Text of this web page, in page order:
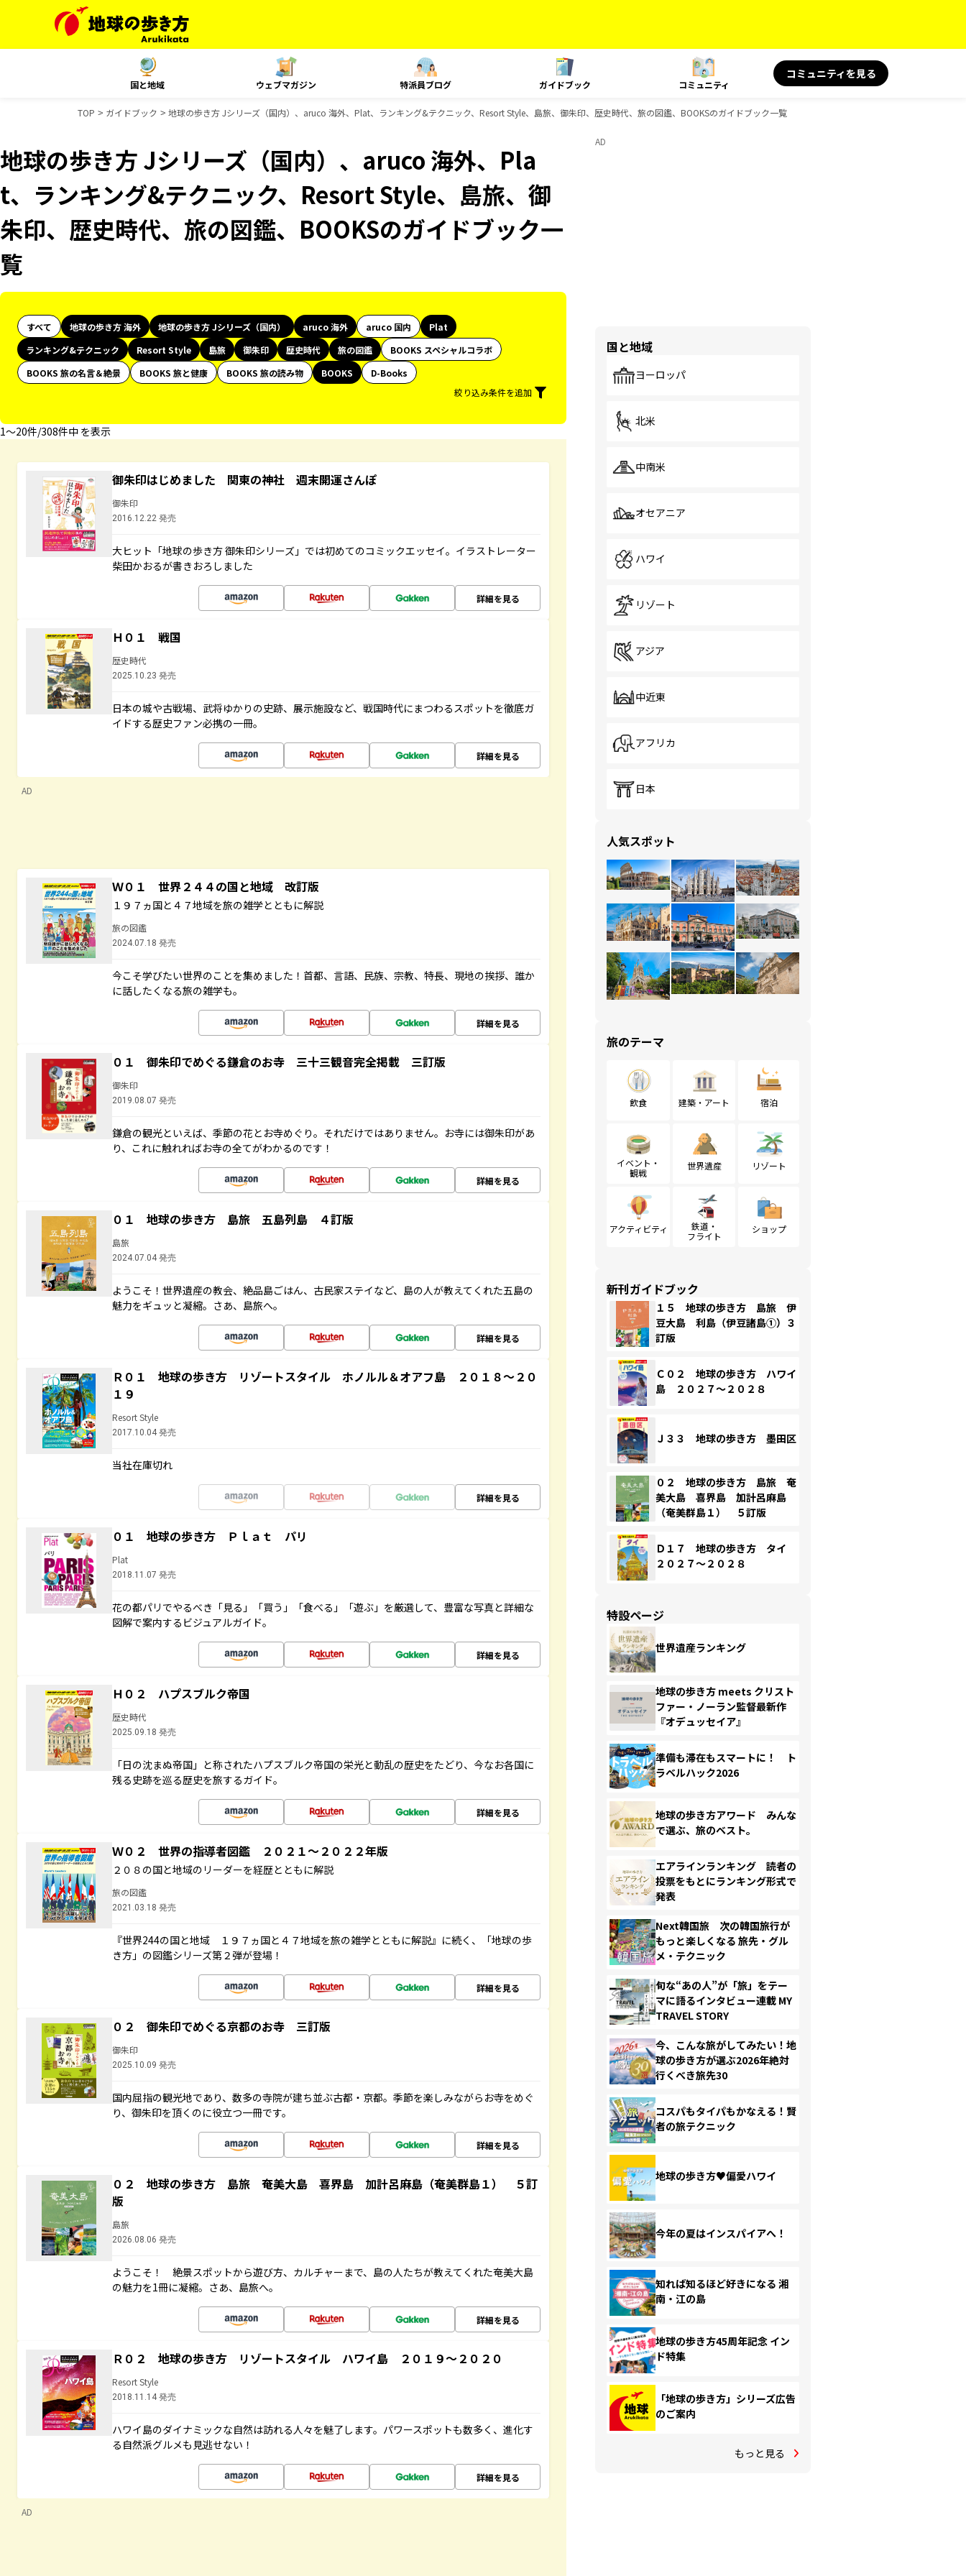
国と地域 ウェブマガジン 特派員ブログ ガイドブック コミュニティ
コミュニティを見る
TOP ガイドブック 地球の歩き方 Jシリーズ（国内）、aruco 海外、Plat、ランキング&テクニック、Resort Style、島旅、御朱印、歴史時代、旅の図鑑、BOOKSのガイドブック一覧
地球の歩き方 Jシリーズ（国内）、aruco 海外、Pla
t、ランキング&テクニック、Resort Style、島旅、御
朱印、歴史時代、旅の図鑑、BOOKSのガイドブック一
覧
すべて 地球の歩き方 海外 地球の歩き方 Jシリーズ（国内） aruco 海外 aruco 国内
Plat
ランキング&テクニック
Resort Style 島旅 御朱印 歴史時代 旅の図鑑
BOOKS スペシャルコラボ
BOOKS 旅の名言＆絶景
BOOKS 旅と健康 BOOKS 旅の読み物 BOOKS
D-Books
絞り込み条件を追加
1〜20件/308件中 を表示
御朱印はじめました 関東の神社 週末開運さんぽ
御朱印
2016.12.22 発売
大ヒット「地球の歩き方 御朱印シリーズ」では初めてのコミックエッセイ。イラストレーター
柴田かおるが書きおろしました
詳細を見る
Ｈ０１ 戦国
歴史時代
2025.10.23 発売
日本の城や古戦場、武将ゆかりの史跡、展示施設など、戦国時代にまつわるスポットを徹底ガ
イドする歴史ファン必携の一冊。
詳細を見る
AD
Ｗ０１ 世界２４４の国と地域 改訂版
１９７ヵ国と４７地域を旅の雑学とともに解説
旅の図鑑
2024.07.18 発売
今こそ学びたい世界のことを集めました！首都、言語、民族、宗教、特長、現地の挨拶、誰か
に話したくなる旅の雑学も。
詳細を見る
０１ 御朱印でめぐる鎌倉のお寺 三十三観音完全掲載 三訂版
御朱印
2019.08.07 発売
鎌倉の観光といえば、季節の花とお寺めぐり。それだけではありません。お寺には御朱印があ
り、これに触れればお寺の全てがわかるのです！
詳細を見る
０１ 地球の歩き方 島旅 五島列島 ４訂版
島旅
2024.07.04 発売
ようこそ！世界遺産の教会、絶品島ごはん、古民家ステイなど、島の人が教えてくれた五島の
魅力をギュッと凝縮。さあ、島旅へ。
詳細を見る
Ｒ０１ 地球の歩き方 リゾートスタイル ホノルル＆オアフ島 ２０１８～２０
１９
Resort Style
2017.10.04 発売
当社在庫切れ
詳細を見る
０１ 地球の歩き方 Ｐｌａｔ パリ
Plat
2018.11.07 発売
花の都パリでやるべき「見る」「買う」「食べる」「遊ぶ」を厳選して、豊富な写真と詳細な
図解で案内するビジュアルガイド。
詳細を見る
Ｈ０２ ハプスブルク帝国
歴史時代
2025.09.18 発売
「日の沈まぬ帝国」と称されたハプスブルク帝国の栄光と動乱の歴史をたどり、今なお各国に
残る史跡を巡る歴史を旅するガイド。
詳細を見る
Ｗ０２ 世界の指導者図鑑 ２０２１～２０２２年版
２０８の国と地域のリーダーを経歴とともに解説
旅の図鑑
2021.03.18 発売
『世界244の国と地域 １９７ヵ国と４７地域を旅の雑学とともに解説』に続く、「地球の歩
き方」の図鑑シリーズ第２弾が登場！
詳細を見る
０２ 御朱印でめぐる京都のお寺 三訂版
御朱印
2025.10.09 発売
国内屈指の観光地であり、数多の寺院が建ち並ぶ古都・京都。季節を楽しみながらお寺をめぐ
り、御朱印を頂くのに役立つ一冊です。
詳細を見る
０２ 地球の歩き方 島旅 奄美大島 喜界島 加計呂麻島（奄美群島１） ５訂
版
島旅
2026.08.06 発売
ようこそ！ 絶景スポットから遊び方、カルチャーまで、島の人たちが教えてくれた奄美大島
の魅力を1冊に凝縮。さあ、島旅へ。
詳細を見る
Ｒ０２ 地球の歩き方 リゾートスタイル ハワイ島 ２０１９～２０２０
Resort Style
2018.11.14 発売
ハワイ島のダイナミックな自然は訪れる人々を魅了します。パワースポットも数多く、進化す
る自然派グルメも見逃せない！
詳細を見る
AD
AD
国と地域
ヨーロッパ
北米
中南米
オセアニア
ハワイ
リゾート
アジア
中近東
アフリカ
日本
人気スポット
旅のテーマ
飲食 建築・アート 宿泊
イベント・
観戦
世界遺産 リゾート
アクティビティ
鉄道・
フライト
ショップ
新刊ガイドブック
１５ 地球の歩き方 島旅 伊
豆大島 利島（伊豆諸島①）３
訂版
Ｃ０２ 地球の歩き方 ハワイ
島 ２０２７～２０２８
Ｊ３３ 地球の歩き方 墨田区
０２ 地球の歩き方 島旅 奄
美大島 喜界島 加計呂麻島
（奄美群島１） ５訂版
Ｄ１７ 地球の歩き方 タイ
２０２７～２０２８
特設ページ
世界遺産ランキング
地球の歩き方 meets クリスト
ファー・ノーラン監督最新作
『オデュッセイア』
準備も滞在もスマートに！ ト
ラベルハック2026
地球の歩き方アワード みんな
で選ぶ、旅のベスト。
エアラインランキング 読者の
投票をもとにランキング形式で
発表
Next韓国旅 次の韓国旅行が
もっと楽しくなる 旅先・グル
メ・テクニック
旬な“あの人”が「旅」をテー
マに語るインタビュー連載 MY
TRAVEL STORY
今、こんな旅がしてみたい！地
球の歩き方が選ぶ2026年絶対
行くべき旅先30
コスパもタイパもかなえる！賢
者の旅テクニック
地球の歩き方♥偏愛ハワイ
今年の夏はインスパイアへ！
知れば知るほど好きになる 湘
南・江の島
地球の歩き方45周年記念 イン
ド特集
「地球の歩き方」シリーズ広告
のご案内
もっと見る